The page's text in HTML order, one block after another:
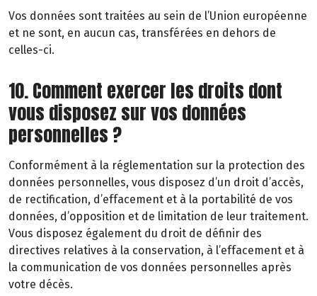
Vos données sont traitées au sein de l’Union européenne
et ne sont, en aucun cas, transférées en dehors de
celles-ci.
10. Comment exercer les droits dont
vous disposez sur vos données
personnelles ?
Conformément à la réglementation sur la protection des
données personnelles, vous disposez d’un droit d’accès,
de rectification, d’effacement et à la portabilité de vos
données, d’opposition et de limitation de leur traitement.
Vous disposez également du droit de définir des
directives relatives à la conservation, à l’effacement et à
la communication de vos données personnelles après
votre décès.